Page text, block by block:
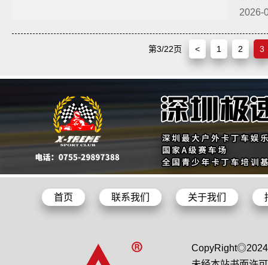
2026-
第3/22页 < 1 2 3
首页 联系我们 关于我们